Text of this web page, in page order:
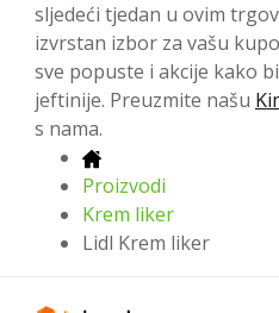
sljedeći tjedan u ovim
izvrstan izbor za vašu
sve popuste i akcije kako
jeftinije. Preuzmite našu
s nama.
Proizvodi
Krem liker
Lidl Krem liker